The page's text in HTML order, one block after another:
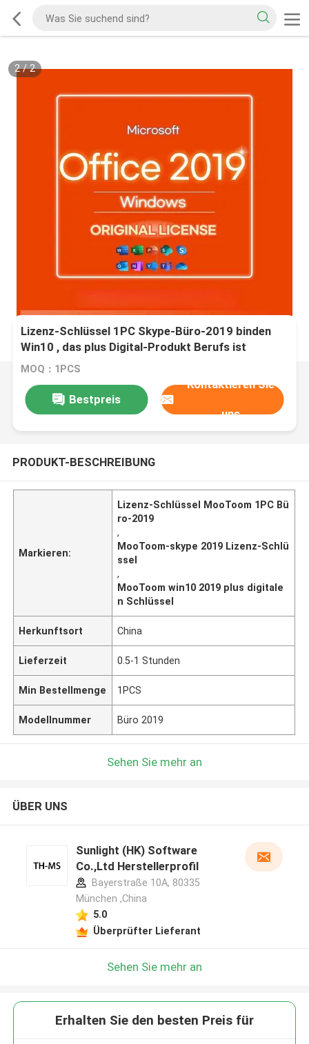
2/2
Lizenz-Schlüssel 1PC Skype-Büro-2019 binden
Win10 , das plus Digital-Produkt Berufs ist
MOQ：1PCS
Bestpreis
Kontaktieren Sie
uns
PRODUKT-BESCHREIBUNG
Markieren:
Lizenz-Schlüssel MooToom 1PC Bü
ro-2019
,
MooToom-skype 2019 Lizenz-Schlü
ssel
,
MooToom win10 2019 plus digitale
n Schlüssel
Herkunftsort China
Lieferzeit 0.5-1 Stunden
Min Bestellmenge 1PCS
Modellnummer Büro 2019
Sehen Sie mehr an
ÜBER UNS
Sunlight (HK) Software
Co.,Ltd Herstellerprofil
Bayerstraße 10A, 80335
München ,China
5.0
Überprüfter Lieferant
Sehen Sie mehr an
Erhalten Sie den besten Preis für